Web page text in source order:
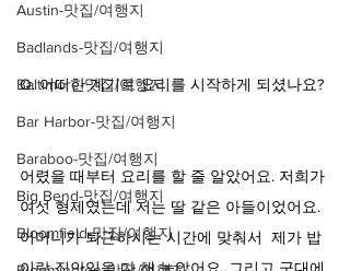
Austin-맛집/여행지
Badlands-맛집/여행지
Baltimore-맛집/여행지
Bar Harbor-맛집/여행지
Baraboo-맛집/여행지
Big Bend-맛집/여행지
Bloomfield-맛집/여행지
Q. 어떠한 계기로 요리를 시작하게 되셨나요?
어렸을 때부터 요리를 할 줄 알았어요. 저희가
여섯 형제였는데 저는 딸 같은 아들이었어요.
어머니가 퇴근하시는 시간에 맞춰서  제가 밥